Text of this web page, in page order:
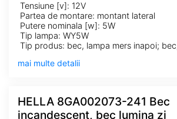
Tensiune [v]: 12V
Partea de montare: montant lateral
Putere nominala [w]: 5W
Tip lampa: WY5W
Tip produs: bec, lampa mers inapoi;
mai multe detalii
HELLA 8GA002073-241 Bec
incandescent, bec lumina zi